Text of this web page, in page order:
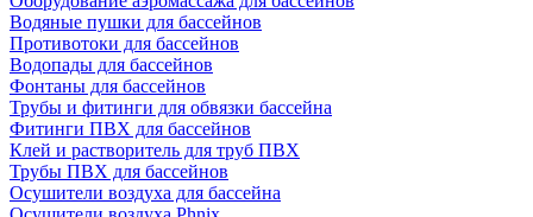
Водяные пушки для бассейнов
Противотоки для бассейнов
Водопады для бассейнов
Фонтаны для бассейнов
Трубы и фитинги для обвязки бассейна
Фитинги ПВХ для бассейнов
Клей и растворитель для труб ПВХ
Трубы ПВХ для бассейнов
Осушители воздуха для бассейна